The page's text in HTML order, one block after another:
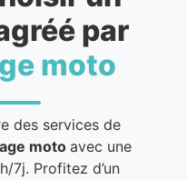
par
moto
des services de
motoavec une
7j. Profitez d’un